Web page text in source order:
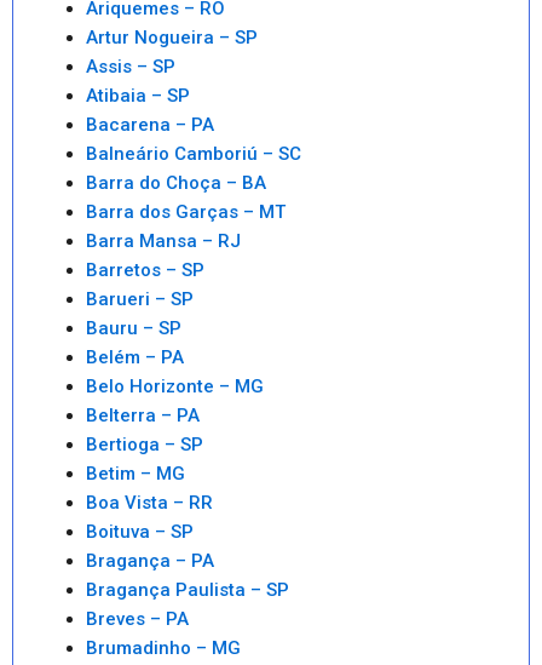
Ariquemes – RO
Artur Nogueira – SP
Assis – SP
Atibaia – SP
Bacarena – PA
Balneário Camboriú – SC
Barra do Choça – BA
Barra dos Garças – MT
Barra Mansa – RJ
Barretos – SP
Barueri – SP
Bauru – SP
Belém – PA
Belo Horizonte – MG
Belterra – PA
Bertioga – SP
Betim – MG
Boa Vista – RR
Boituva – SP
Bragança – PA
Bragança Paulista – SP
Breves – PA
Brumadinho – MG